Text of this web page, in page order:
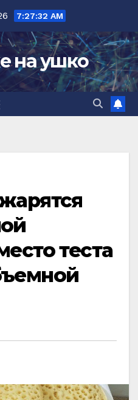
7:27:33 AM
на ушко
теста